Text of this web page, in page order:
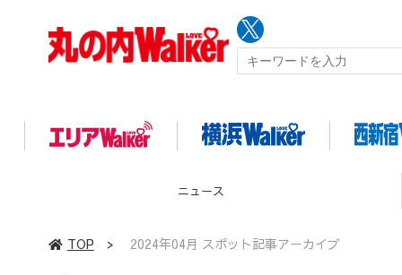
ニュース
TOP > 2024年04月 スポット記事アーカイブ